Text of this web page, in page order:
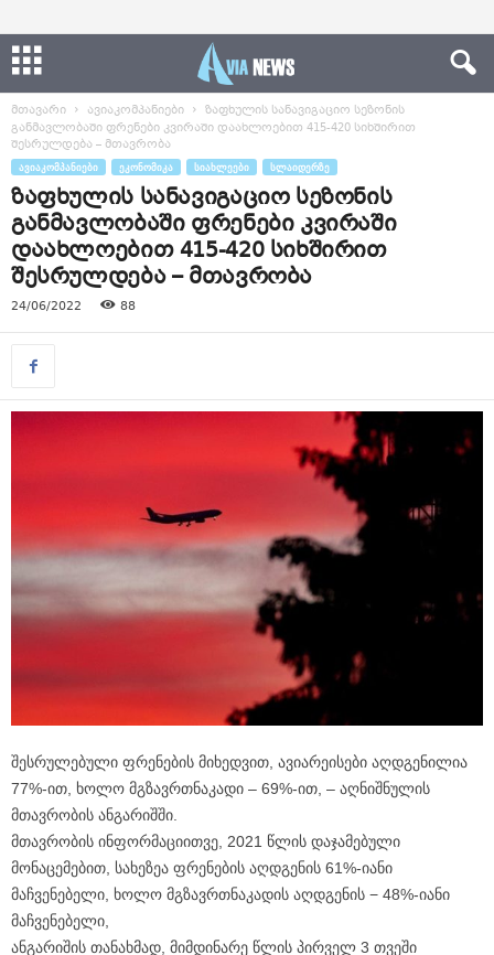
მთავარი ავიაკომპანიები
ზაფხულის სანავიგაციო სეზონის
განმავლობაში ფრენები კვირაში დაახლოებით 415-420 სიხშირით
შესრულდება – მთავრობა
ᲐᲕᲘᲐᲙᲝᲛᲞᲐᲜᲘᲔᲑᲘ ᲔᲙᲝᲜᲝᲛᲘᲙᲐ ᲡᲘᲐᲮᲚᲔᲔᲑᲘ ᲡᲚᲐᲘᲓᲔᲠᲖᲔ
ზაფხულის სანავიგაციო სეზონის
განმავლობაში ფრენები კვირაში
დაახლოებით 415-420 სიხშირით
შესრულდება – მთავრობა
24/06/2022 88
შესრულებული ფრენების მიხედვით, ავიარეისები აღდგენილია
77%-ით, ხოლო მგზავრთნაკადი – 69%-ით, – აღნიშნულის
მთავრობის ანგარიშში.
მთავრობის ინფორმაციითვე, 2021 წლის დაჯამებული
მონაცემებით, სახეზეა ფრენების აღდგენის 61%-იანი
მაჩვენებელი, ხოლო მგზავრთნაკადის აღდგენის − 48%-იანი
მაჩვენებელი,
ანგარიშის თანახმად, მიმდინარე წლის პირველ 3 თვეში